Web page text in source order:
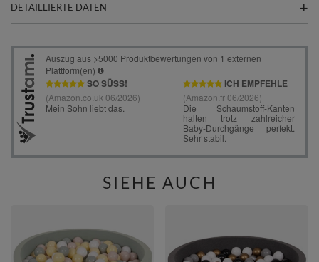
DETAILLIERTE DATEN
SIEHE AUCH